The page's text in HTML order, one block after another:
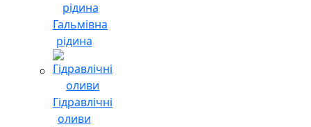
Гальмівна
рідина
Гідравлічні
оливи